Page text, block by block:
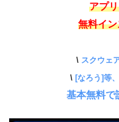
アプ
無料イ
\ スクウェ
\ [なろう]等
基本無料で